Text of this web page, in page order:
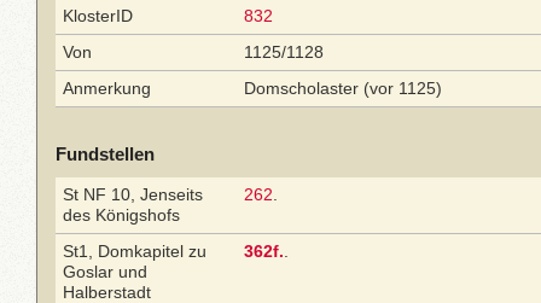
KlosterID
832
Von
1125/1128
Anmerkung
Domscholaster (vor 1125)
Fundstellen
St NF 10, Jenseits
des Königshofs
262
St1, Domkapitel zu
Goslar und
Halberstadt
362f.